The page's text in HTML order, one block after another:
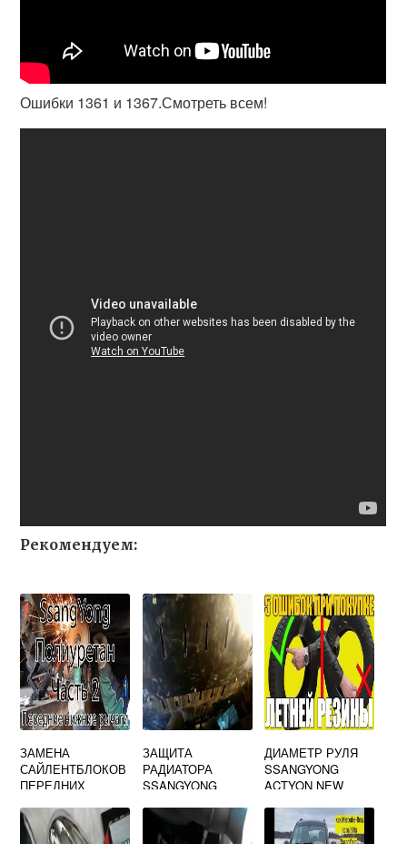
Ошибки 1361 и 1367.Смотреть всем!
Рекомендуем:
ЗАМЕНА
САЙЛЕНТБЛОКОВ
ПЕРЕДНИХ
ЕНГ АКТИОН
СПОРТ
ЗАЩИТА
РАДИАТОРА
SSANGYONG
ДИАМЕТР РУЛЯ
SSANGYONG
ACTYON NEW